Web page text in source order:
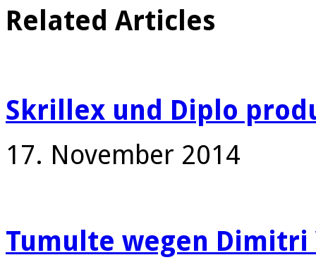
Related Articles
Skrillex und Diplo
17. November 2014
Tumulte wegen Dimitri